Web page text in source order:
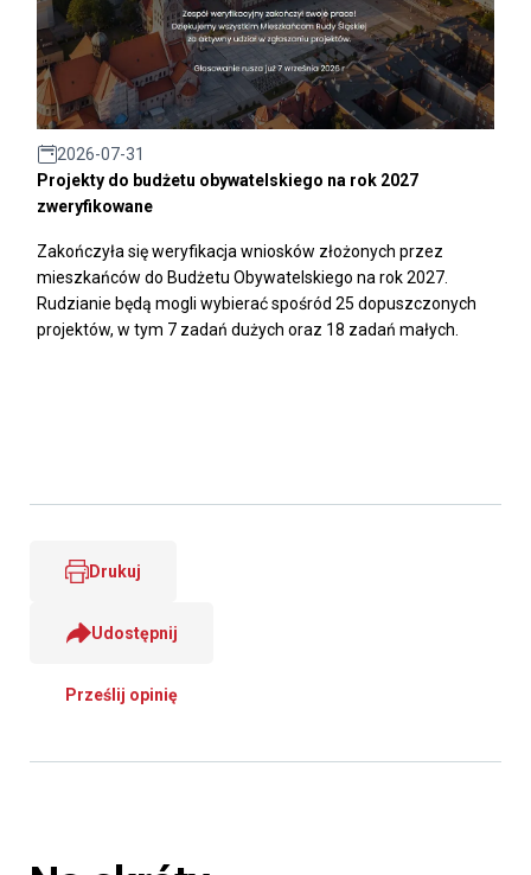
2026-07-31
Projekty do budżetu obywatelskiego na rok 2027
zweryfikowane
Zakończyła się weryfikacja wniosków złożonych przez
mieszkańców do Budżetu Obywatelskiego na rok 2027.
Rudzianie będą mogli wybierać spośród 25 dopuszczonych
projektów, w tym 7 zadań dużych oraz 18 zadań małych.
Drukuj
Udostępnij
Prześlij opinię